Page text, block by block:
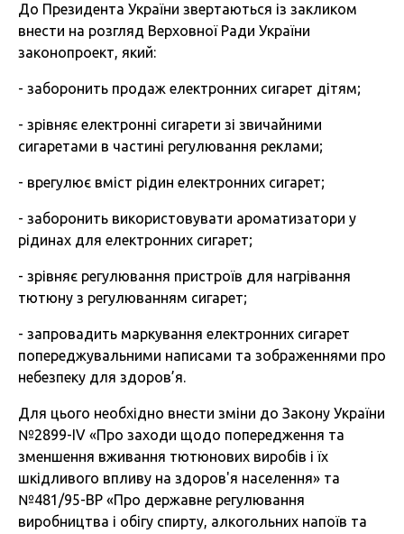
До Президента України звертаються із закликом
внести на розгляд Верховної Ради України
законопроект, який:
- заборонить продаж електронних сигарет дітям;
- зрівняє електронні сигарети зі звичайними
сигаретами в частині регулювання реклами;
- врегулює вміст рідин електронних сигарет;
- заборонить використовувати ароматизатори у
рідинах для електронних сигарет;
- зрівняє регулювання пристроїв для нагрівання
тютюну з регулюванням сигарет;
- запровадить маркування електронних сигарет
попереджувальними написами та зображеннями про
небезпеку для здоров’я.
Для цього необхідно внести зміни до Закону України
№2899-IV «Про заходи щодо попередження та
зменшення вживання тютюнових виробів і їх
шкідливого впливу на здоров'я населення» та
№481/95-ВР «Про державне регулювання
виробництва і обігу спирту, алкогольних напоїв та